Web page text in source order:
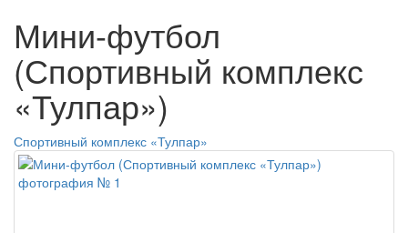
Мини-футбол
(Спортивный комплекс
«Тулпар»)
Спортивный комплекс «Тулпар»